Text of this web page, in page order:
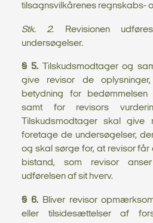
tilsagnsvilkårenes regnskabs-
Stk. 2. Revisionen
undersøgelser.
§ 5.Tilskudsmodtager og
give revisor de
betydning for
samt for revisors
Tilskudsmodtager skal
foretage de undersøgelser,
og skal sørge for, at revisor
bistand, som revisor
udførelsen af sit hverv.
§ 6.Bliver revisor
eller tilsidesættelser af